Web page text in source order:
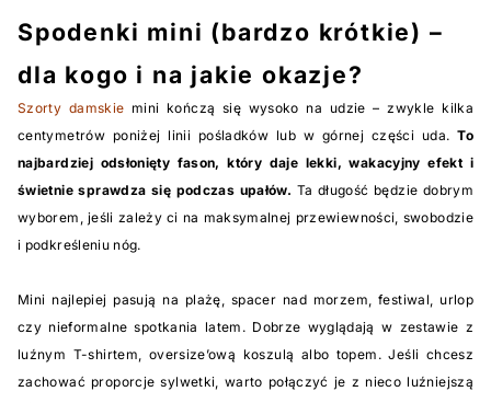
Spodenki mini (bardzo krótkie) –
dla kogo i na jakie okazje?
Szorty damskie mini kończą się wysoko na udzie – zwykle kilka
centymetrów poniżej linii pośladków lub w górnej części uda.To
najbardziej odsłonięty fason, który daje lekki, wakacyjny efekt i
świetnie sprawdza się podczas upałów. Ta długość będzie dobrym
wyborem, jeśli zależy ci na maksymalnej przewiewności, swobodzie
i podkreśleniu nóg.
Mini najlepiej pasują na plażę, spacer nad morzem, festiwal, urlop
czy nieformalne spotkania latem. Dobrze wyglądają w zestawie z
luźnym T-shirtem, oversize’ową koszulą albo topem. Jeśli chcesz
zachować proporcje sylwetki, warto połączyć je z nieco luźniejszą